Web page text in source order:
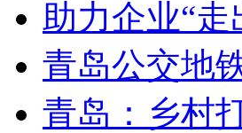
助力企业“
青岛公交地
青岛：乡村